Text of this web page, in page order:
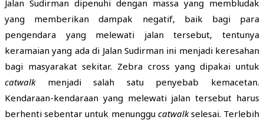
Jalan Sudirman dipenuhi dengan massa yang membludak
yang memberikan dampak negatif, baik bagi para
pengendara yang melewati jalan tersebut, tentunya
keramaian yang ada di Jalan Sudirman ini menjadi keresahan
bagi masyarakat sekitar. Zebra cross yang dipakai untuk
catwalk menjadi salah satu penyebab kemacetan.
Kendaraan-kendaraan yang melewati jalan tersebut harus
berhenti sebentar untuk menunggu catwalkselesai. Terlebih